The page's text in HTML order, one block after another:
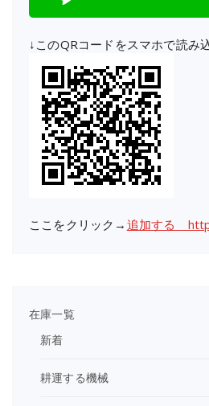
↓このQRコードをスマホで読み
ここをクリック→ 追加する
在庫一覧
新着
耕運する機械